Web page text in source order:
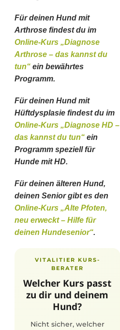
Für deinen Hund mit
Arthrose findest du im
Online-Kurs „Diagnose
Arthrose – das kannst du
tun“ein bewährtes
Programm.
Für deinen Hund mit
Hüftdysplasie findest du im
Online-Kurs „Diagnose HD –
das kannst du tun“ein
Programm speziell für
Hunde mit HD.
Für deinen älteren Hund,
deinen Senior gibt es den
Online-Kurs „Alte Pfoten,
neu erweckt – Hilfe für
deinen Hundesenior“.
VITALITIER KURS-
BERATER
Welcher Kurs passt
zu dir und deinem
Hund?
Nicht sicher, welcher